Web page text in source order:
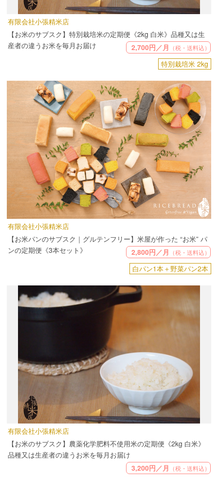
有限会社小張精米店
【お米のサブスク】特別栽培米の定期便《2kg 白米》品種又は生
産者の違うお米を毎月お届け
2,700円／月 （税・送料込）
特別栽培米 2kg
有限会社小張精米店
【お米パンのサブスク｜グルテンフリー】米屋が作った “お米” パ
ンの定期便《3本セット》
2,800円／月 （税・送料込）
白パン1本＋野菜パン2本
有限会社小張精米店
【お米のサブスク】農薬化学肥料不使用米の定期便《2kg 白米》
品種又は生産者の違うお米を毎月お届け
3,200円／月 （税・送料込）